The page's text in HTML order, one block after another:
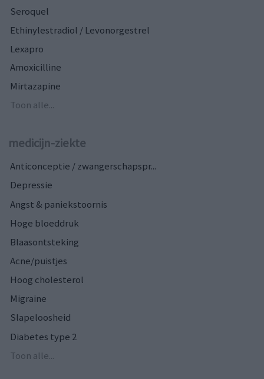
Seroquel
Ethinylestradiol / Levonorgestrel
Lexapro
Amoxicilline
Mirtazapine
Toon alle...
medicijn-ziekte
Anticonceptie / zwangerschapspr...
Depressie
Angst & paniekstoornis
Hoge bloeddruk
Blaasontsteking
Acne/puistjes
Hoog cholesterol
Migraine
Slapeloosheid
Diabetes type 2
Toon alle...